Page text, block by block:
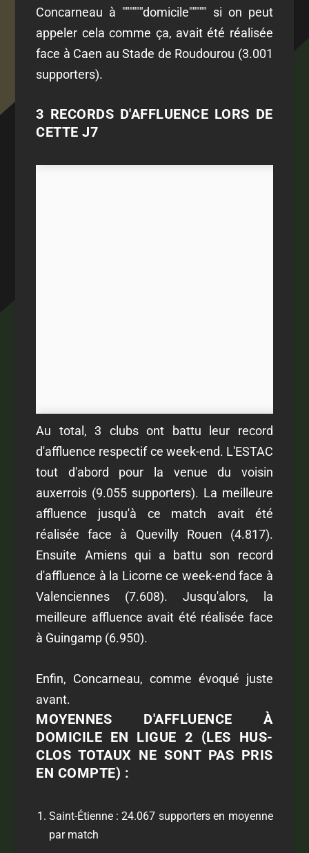
Concarneau à """"""domicile""""" si on peut
appeler cela comme ça, avait été réalisée
face à Caen au Stade de Roudourou (3.001
supporters).
3 RECORDS D'AFFLUENCE LORS DE
CETTE J7
Au total, 3 clubs ont battu leur record
d'affluence respectif ce week-end. L'ESTAC
tout d'abord pour la venue du voisin
auxerrois (9.055 supporters). La meilleure
affluence jusqu'à ce match avait été
réalisée face à Quevilly Rouen (4.817).
Ensuite Amiens qui a battu son record
d'affluence à la Licorne ce week-end face à
Valenciennes (7.608). Jusqu'alors, la
meilleure affluence avait été réalisée face
à Guingamp (6.950).
Enfin, Concarneau, comme évoqué juste
avant.
MOYENNES D'AFFLUENCE À
DOMICILE EN LIGUE 2 (LES HUS-
CLOS TOTAUX NE SONT PAS PRIS
EN COMPTE) :
Saint-Étienne : 24.067 supporters en moyenne
par match